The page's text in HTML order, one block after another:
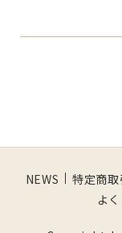
NEWS 特定商
よ